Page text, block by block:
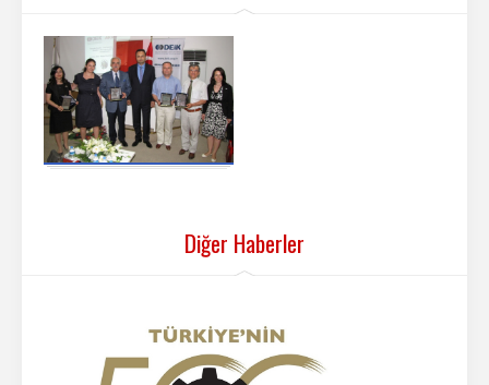
Diğer Haberler